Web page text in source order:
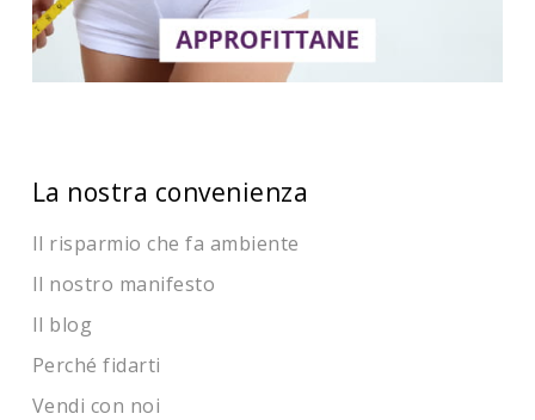
La nostra convenienza
Il risparmio che fa ambiente
Il nostro manifesto
Il blog
Perché fidarti
Vendi con noi